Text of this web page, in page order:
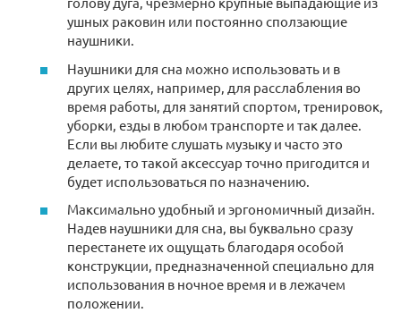
ушных раковин или постоянно сползающие
наушники.
Наушники для сна можно использовать и в
других целях, например, для расслабления во
время работы, для занятий спортом, тренировок,
уборки, езды в любом транспорте и так далее.
Если вы любите слушать музыку и часто это
делаете, то такой аксессуар точно пригодится и
будет использоваться по назначению.
Максимально удобный и эргономичный дизайн.
Надев наушники для сна, вы буквально сразу
перестанете их ощущать благодаря особой
конструкции, предназначенной специально для
использования в ночное время и в лежачем
положении.